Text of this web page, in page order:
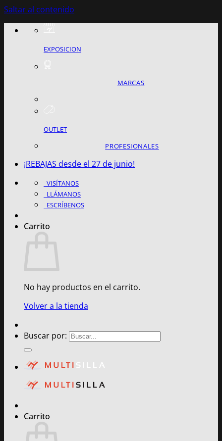
Saltar al contenido
EXPOSICION
MARCAS
OUTLET
PROFESIONALES
¡REBAJAS desde el 27 de junio!
VISÍTANOS
LLÁMANOS
ESCRÍBENOS
Carrito
No hay productos en el carrito.
Volver a la tienda
Buscar por:
Carrito